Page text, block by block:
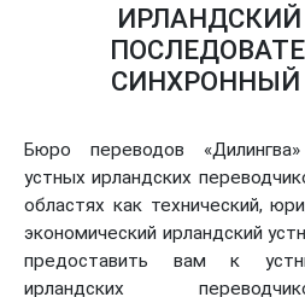
СИНХРОННЫЙ
Бюро переводов
устных ирландских
областях как технический,
экономический ирландский
предоставить вам к
ирландских